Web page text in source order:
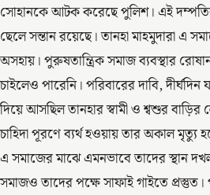
সোহানকে আটক করেছে পুলিশ। এই
ছেলে সন্তান রয়েছে। তানহা মাহমুদারা এ
অসহায়। পুরুষতান্ত্রিক সমাজ ব্যবস্থার
চাইলেও পারেনি। পরিবারের দাবি,
দিয়ে আসছিল তানহার স্বামী ও শ্বশুর
চাহিদা পূরণে ব্যর্থ হওয়ায় তার অকাল মৃত্যু
এ সমাজের মাঝে এমনভাবে তাদের স্থান
সমাজও তাদের পক্ষে সাফাই গাইতে